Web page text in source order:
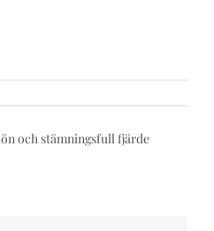
Om oss
Press och Media
och stämningsfull fjärde